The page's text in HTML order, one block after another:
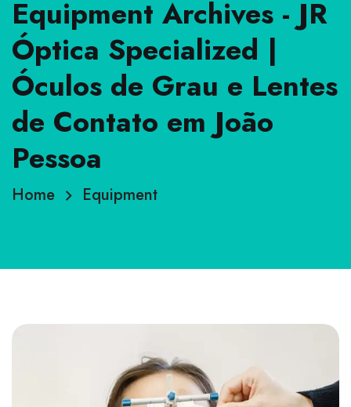
Equipment Archives - JR
Óptica Specialized |
Óculos de Grau e Lentes
de Contato em João
Pessoa
Home Equipment